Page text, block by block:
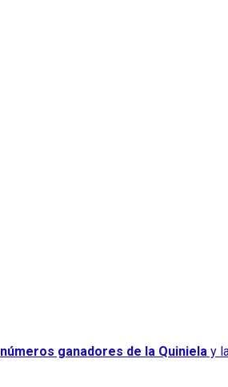
números ganadores de la Quiniela y